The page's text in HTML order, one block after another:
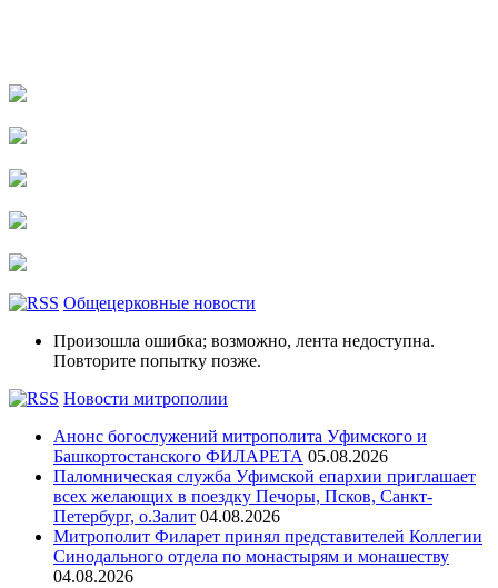
Общецерковные новости
Произошла ошибка; возможно, лента недоступна.
Повторите попытку позже.
Новости митрополии
Анонс богослужений митрополита Уфимского и
Башкортостанского ФИЛАРЕТА 05.08.2026
Паломническая служба Уфимской епархии приглашает
всех желающих в поездку Печоры, Псков, Санкт-
Петербург, о.Залит 04.08.2026
Митрополит Филарет принял представителей Коллегии
Синодального отдела по монастырям и монашеству
04.08.2026